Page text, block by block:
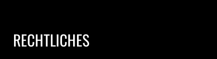
RECHTLICHES